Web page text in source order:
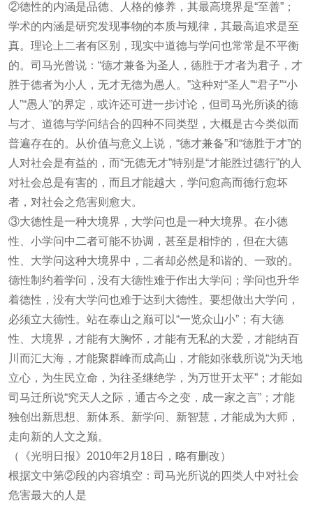
②德性的内涵是品德、人格的修养，其最高境界是“至善”；
学术的内涵是研究发现事物的本质与规律，其最高追求是至
真。理论上二者有区别，现实中道德与学问也常常是不平衡
的。司马光曾说：“德才兼备为圣人，德胜于才者为君子，才
胜于德者为小人，无才无德为愚人。”这种对“圣人”“君子”“小
人”“愚人”的界定，或许还可进一步讨论，但司马光所谈的德
与才、道德与学问结合的四种不同类型，大概是古今类似而
普遍存在的。从价值与意义上说，“德才兼备”和“德胜于才”的
人对社会是有益的，而“无德无才”特别是“才能胜过德行”的人
对社会总是有害的，而且才能越大，学问愈高而德行愈坏
者，对社会之危害则愈大。
③大德性是一种大境界，大学问也是一种大境界。在小德
性、小学问中二者可能不协调，甚至是相悖的，但在大德
性、大学问这种大境界中，二者却必然是和谐的、一致的。
德性制约着学问，没有大德性难于作出大学问；学问也升华
着德性，没有大学问也难于达到大德性。要想做出大学问，
必须立大德性。站在泰山之巅可以“一览众山小”；有大德
性、大境界，才能有大胸怀，才能有无私的大爱，才能纳百
川而汇大海，才能聚群峰而成高山，才能如张载所说“为天地
立心，为生民立命，为往圣继绝学，为万世开太平”；才能如
司马迁所说“究天人之际，通古今之变，成一家之言”；才能
独创出新思想、新体系、新学问、新智慧，才能成为大师，
走向新的人文之巅。
（《光明日报》2010年2月18日，略有删改）
根据文中第②段的内容填空：司马光所说的四类人中对社会
危害最大的人是